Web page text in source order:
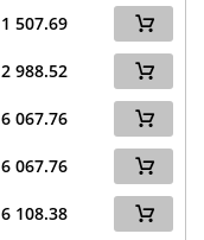
1 507.69
2 988.52
6 067.76
6 067.76
6 108.38